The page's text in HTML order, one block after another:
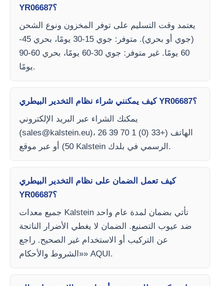
YR06687؟
يعتمد وقت التسليم على توفر المخزون ونوع الشحن
(جوي أو بحري). متوفر: جوي 15-30 يومًا، بحري 45-
60 يومًا. غير متوفر: جوي 30-60 يومًا، بحري 60-90
يومًا.
كيف يمكنني شراء نظام التخدير البيطري YR06687؟
يمكنك الشراء عبر البريد الإلكتروني
(sales@kalstein.eu)، الهاتف (+33 (0) 1 70 39 26
50) أو عبر موقع Kalstein الرسمي في بلدك.
كيف تعمل الضمان على نظام التخدير البيطري
YR06687؟
جميع معدات Kalstein تأتي بضمان لمدة عام واحد
ضد عيوب التصنيع. الضمان لا يغطي الأضرار الناتجة
عن التركيب أو الاستخدام غير الصحيح. راجع
«الشروط والأحكام» AQUI.